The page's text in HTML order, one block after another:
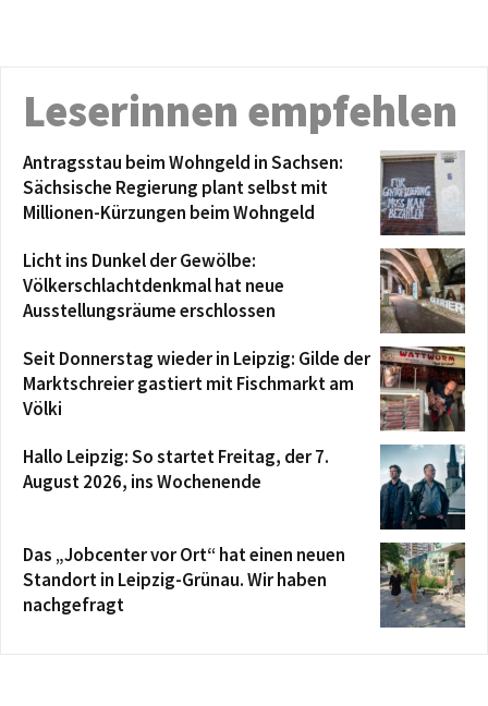
Leserinnen empfehlen
Antragsstau beim Wohngeld in Sachsen:
Sächsische Regierung plant selbst mit
Millionen-Kürzungen beim Wohngeld
Licht ins Dunkel der Gewölbe:
Völkerschlachtdenkmal hat neue
Ausstellungsräume erschlossen
Seit Donnerstag wieder in Leipzig: Gilde der
Marktschreier gastiert mit Fischmarkt am
Völki
Hallo Leipzig: So startet Freitag, der 7.
August 2026, ins Wochenende
Das „Jobcenter vor Ort“ hat einen neuen
Standort in Leipzig-Grünau. Wir haben
nachgefragt